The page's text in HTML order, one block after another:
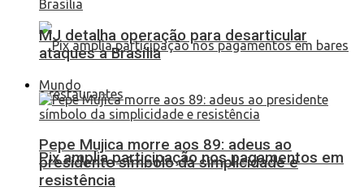
Pix amplia participação nos pagamentos em
MJ detalha operação para desarticular
ataques a Brasília
Mundo
Pepe Mujica morre aos 89: adeus ao
presidente símbolo da simplicidade e
resistência